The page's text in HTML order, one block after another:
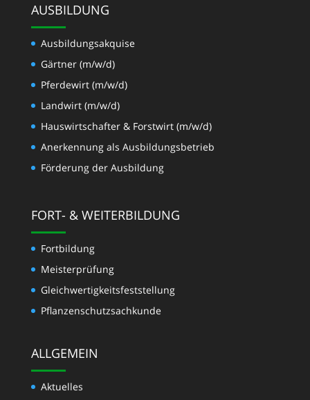
AUSBILDUNG
Ausbildungsakquise
Gärtner (m/w/d)
Pferdewirt (m/w/d)
Landwirt (m/w/d)
Hauswirtschafter & Forstwirt (m/w/d)
Anerkennung als Ausbildungsbetrieb
Förderung der Ausbildung
FORT- & WEITERBILDUNG
Fortbildung
Meisterprüfung
Gleichwertigkeits­feststellung
Pflanzenschutzsachkunde
ALLGEMEIN
Aktuelles